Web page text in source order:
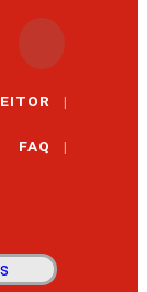
|
FAQ |